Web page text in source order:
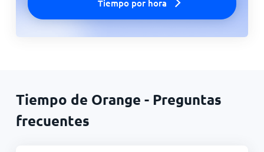
Tiempo por hora
Tiempo de Orange - Preguntas
frecuentes